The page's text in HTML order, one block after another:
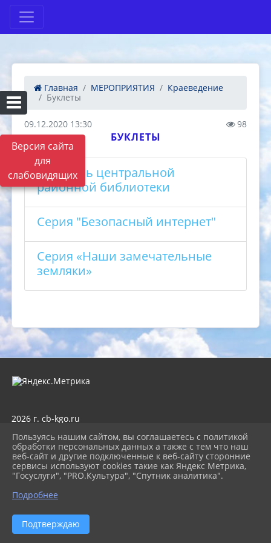
Версия сайта
для
слабовидящих
Главная МЕРОПРИЯТИЯ
Краеведение
Буклеты
09.12.2020 13:30 98
БУКЛЕТЫ
Летопись центральной
районной библиотеки
Серия "Безопасный интернет"
Серия «Наши замечательные
земляки»
2026 г. cb-kgo.ru
Карта сайта
Политика обработки персональных данных
Сделано на KubCMS
Разработка и поддержка
Пользуясь нашим сайтом, вы соглашаетесь с политикой
обработки персональных данных а также с тем что наш
веб-сайт и другие подключенные к веб-сайту сторонние
сервисы используют cookies такие как Яндекс Метрика,
"Госуслуги", "PRO.Культура", "Спутник аналитика".
Подробнее
Подтверждаю